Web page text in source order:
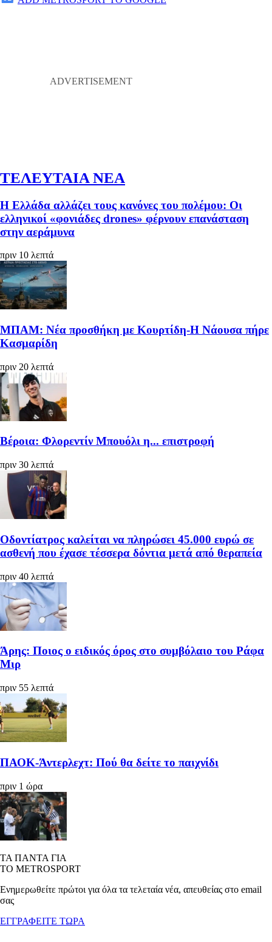
ΤΕΛΕΥΤΑΙΑ ΝΕΑ
Η Ελλάδα αλλάζει τους κανόνες του πολέμου: Οι
ελληνικοί «φονιάδες drones» φέρνουν επανάσταση
στην αεράμυνα
πριν 10 λεπτά
ΜΠΑΜ: Νέα προσθήκη με Κουρτίδη-Η Νάουσα πήρε
Κασμαρίδη
πριν 20 λεπτά
Βέροια: Φλορεντίν Μπουόλι η... επιστροφή
πριν 30 λεπτά
Οδοντίατρος καλείται να πληρώσει 45.000 ευρώ σε
ασθενή που έχασε τέσσερα δόντια μετά από θεραπεία
πριν 40 λεπτά
Άρης: Ποιος ο ειδικός όρος στο συμβόλαιο του Ράφα
Μιρ
πριν 55 λεπτά
ΠΑΟΚ-Άντερλεχτ: Πού θα δείτε το παιχνίδι
πριν 1 ώρα
ΤΑ ΠΑΝΤΑ ΓΙΑ
ΤΟ METROSPORT
Ενημερωθείτε πρώτοι για όλα τα τελεταία νέα, απευθείας στο email
σας
ΕΓΓΡΑΦΕΙΤΕ ΤΩΡΑ